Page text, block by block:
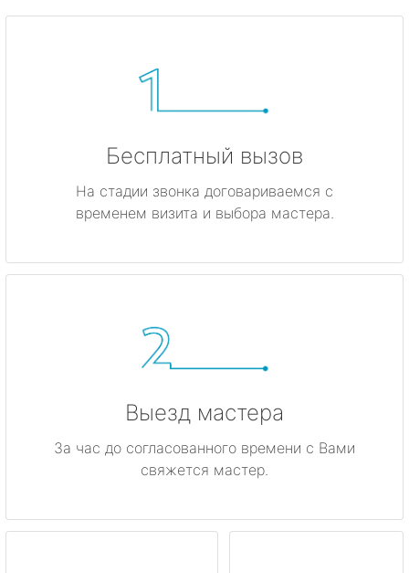
Бесплатный вызов
На стадии звонка договариваемся с
временем визита и выбора мастера.
Выезд мастера
За час до согласованного времени с Вами
свяжется мастер.